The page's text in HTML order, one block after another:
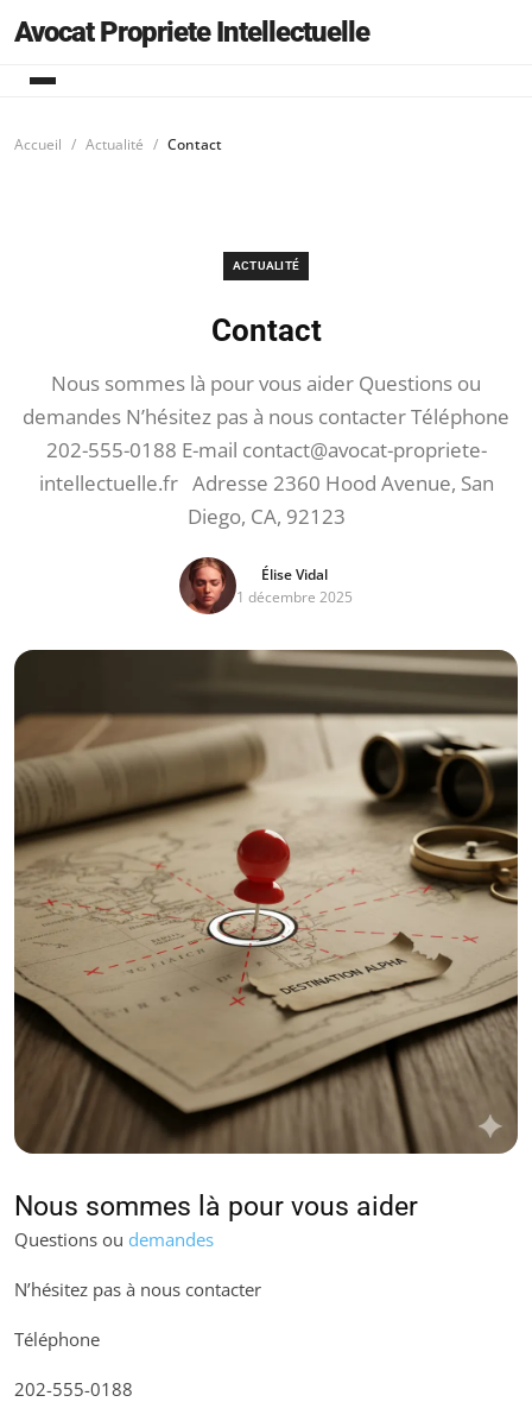
Avocat Propriete Intellectuelle
Accueil Actualité Contact
ACTUALITÉ
Contact
Nous sommes là pour vous aider Questions ou
demandes N’hésitez pas à nous contacter Téléphone
202-555-0188 E-mail contact@avocat-propriete-
intellectuelle.frAdresse 2360 Hood Avenue, San
Diego, CA, 92123
Élise Vidal
1 décembre 2025
Nous sommes là pour vous aider
Questions ou demandes
N’hésitez pas à nous contacter
Téléphone
202-555-0188